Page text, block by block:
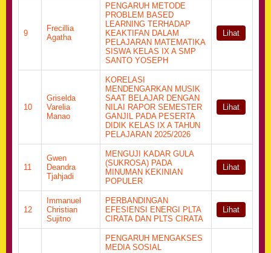
9
Frecillia
Agatha
PENGARUH METODE
PROBLEM BASED
LEARNING TERHADAP
KEAKTIFAN DALAM
PELAJARAN MATEMATIKA
SISWA KELAS IX A SMP
SANTO YOSEPH
Lihat
10
Griselda
Varelia
Manao
KORELASI
MENDENGARKAN MUSIK
SAAT BELAJAR DENGAN
NILAI RAPOR SEMESTER
GANJIL PADA PESERTA
DIDIK KELAS IX A TAHUN
PELAJARAN 2025/2026
Lihat
11
Gwen
Deandra
Tjahjadi
MENGUJI KADAR GULA
(SUKROSA) PADA
MINUMAN KEKINIAN
POPULER
Lihat
12
Immanuel
Christian
Sujitno
PERBANDINGAN
EFESIENSI ENERGI PLTA
CIRATA DAN PLTS CIRATA
Lihat
PENGARUH MENGAKSES
MEDIA SOSIAL